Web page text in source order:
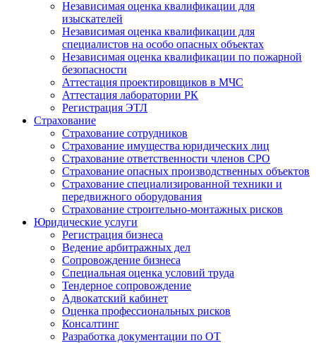
Независимая оценка квалификации для
изыскателей
Независимая оценка квалификации для
специалистов на особо опасных объектах
Независимая оценка квалификации по пожарной
безопасности
Аттестация проектировщиков в МЧС
Аттестация лаборатории РК
Регистрация ЭТЛ
Страхование
Страхование сотрудников
Страхование имущества юридических лиц
Страхование ответственности членов СРО
Страхование опасных производственных объектов
Страхование специализированной техники и
передвижного оборудования
Страхование строительно-монтажных рисков
Юридические услуги
Регистрация бизнеса
Ведение арбитражных дел
Сопровождение бизнеса
Специальная оценка условий труда
Тендерное сопровождение
Адвокатский кабинет
Оценка профессиональных рисков
Консалтинг
Разработка документации по ОТ